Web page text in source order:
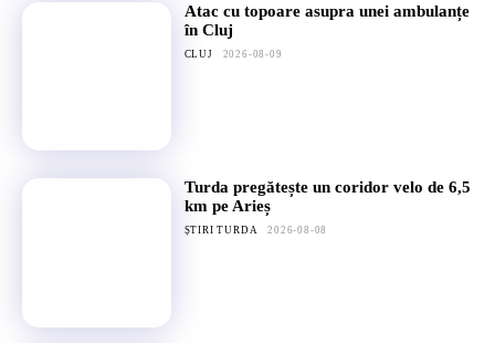
Atac cu topoare asupra unei ambulanțe
în Cluj
CLUJ 2026-08-09
Turda pregătește un coridor velo de 6,5
km pe Arieș
ȘTIRI TURDA 2026-08-08